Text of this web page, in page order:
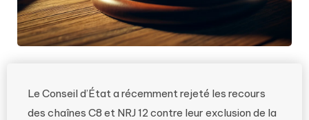
Le Conseil d’État a récemment rejeté les recours
des chaînes C8 et NRJ 12 contre leur exclusion de la